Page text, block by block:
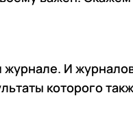
И
которого